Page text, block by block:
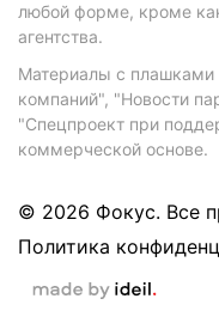
любой форме, кроме
агентства.
Материалы с плашками
компаний", "Новости
"Спецпроект при
коммерческой основе.
© 2026 Фокус. Все
Политика